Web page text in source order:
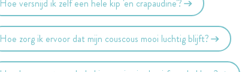
Hoe versnijd ik zelf een hele kip 'en crapaudine'?
Hoe zorg ik ervoor dat mijn couscous mooi luchtig blijft?